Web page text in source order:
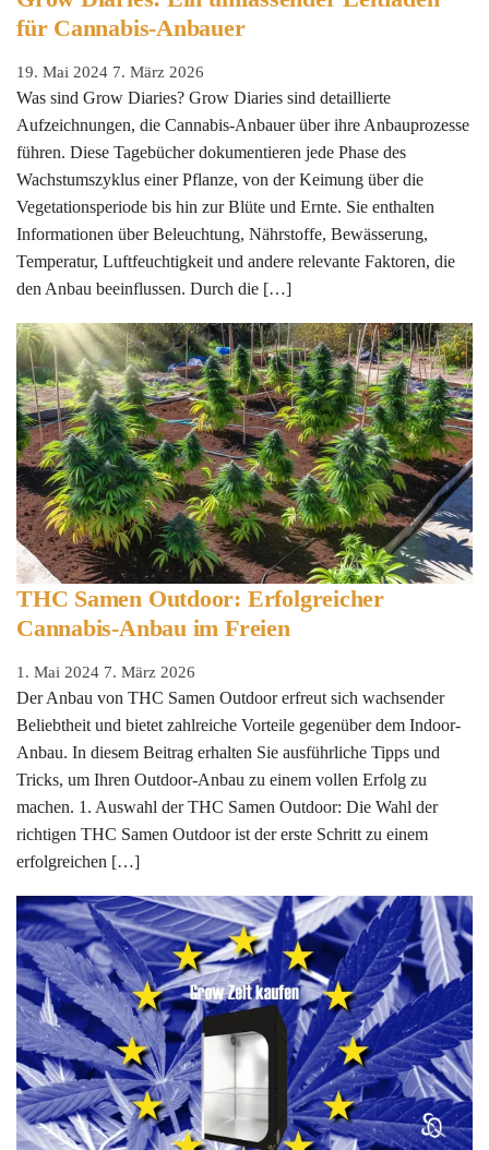
für Cannabis-Anbauer
19. Mai 2024 7. März 2026
Was sind Grow Diaries? Grow Diaries sind detaillierte
Aufzeichnungen, die Cannabis-Anbauer über ihre Anbauprozesse
führen. Diese Tagebücher dokumentieren jede Phase des
Wachstumszyklus einer Pflanze, von der Keimung über die
Vegetationsperiode bis hin zur Blüte und Ernte. Sie enthalten
Informationen über Beleuchtung, Nährstoffe, Bewässerung,
Temperatur, Luftfeuchtigkeit und andere relevante Faktoren, die
den Anbau beeinflussen. Durch die […]
THC Samen Outdoor: Erfolgreicher
Cannabis-Anbau im Freien
1. Mai 2024 7. März 2026
Der Anbau von THC Samen Outdoor erfreut sich wachsender
Beliebtheit und bietet zahlreiche Vorteile gegenüber dem Indoor-
Anbau. In diesem Beitrag erhalten Sie ausführliche Tipps und
Tricks, um Ihren Outdoor-Anbau zu einem vollen Erfolg zu
machen. 1. Auswahl der THC Samen Outdoor: Die Wahl der
richtigen THC Samen Outdoor ist der erste Schritt zu einem
erfolgreichen […]